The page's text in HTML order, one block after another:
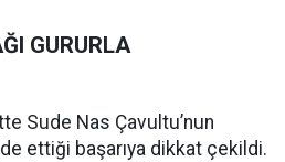
GURURLA
Sude Nas Çavultu’nun
ettiği başarıya dikkat çekildi.